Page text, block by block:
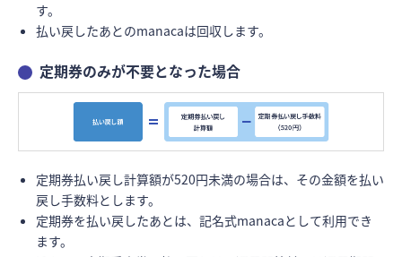
す。
払い戻したあとのmanacaは回収します。
定期券のみが不要となった場合
定期券払い戻し計算額が520円未満の場合は、その金額を払い
戻し手数料とします。
定期券を払い戻したあとは、記名式manacaとして利用でき
ます。